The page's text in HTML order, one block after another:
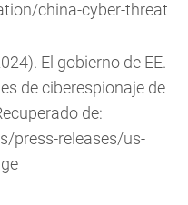
china-cyber-threat
El gobierno de EE.
de ciberespionaje de
de:
press-releases/us-